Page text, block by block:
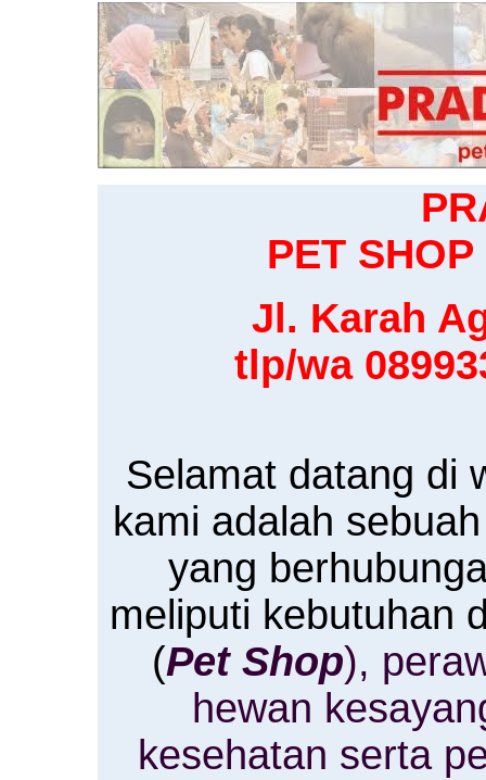
PET
Jl. Karah
tlp/wa
Selamat datang di
kami adalah
yang
meliputi kebutuhan
(Pet Shop),
hewan
kesehatan serta